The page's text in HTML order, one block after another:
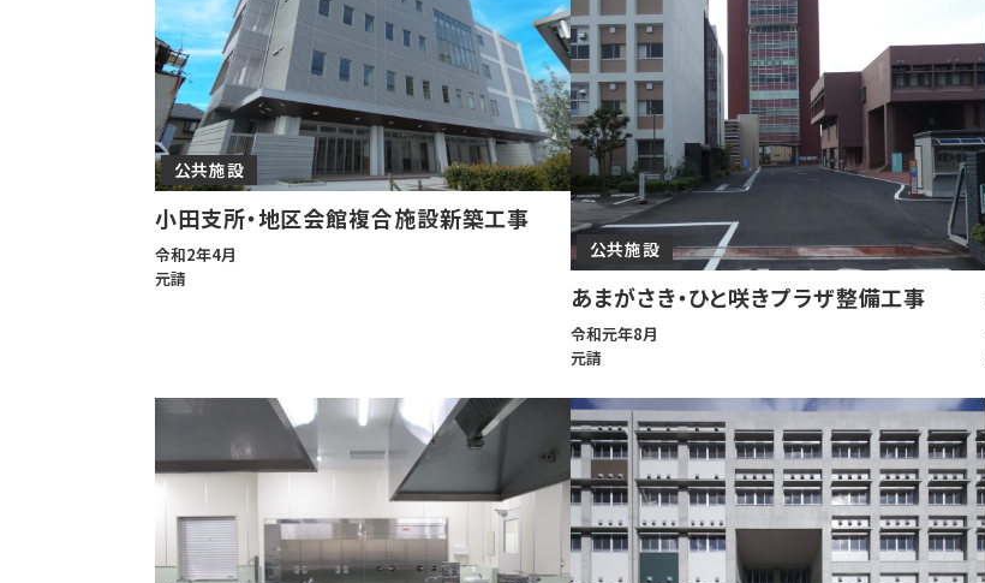
公共施設
小田支所・地区会館複合施設新築工事
令和2年4月
元請
公共施設
あまがさき・ひと咲きプラザ整備工事
令和元年8月
元請